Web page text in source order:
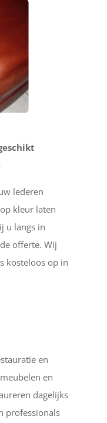
lederen
kleur laten
u langs in
offerte. Wij
kosteloos op in
en
en
dagelijks
professionals